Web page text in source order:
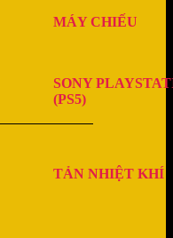
MÁY CHIẾU
SONY
(PS5)
TẢN NHIỆT KHÍ